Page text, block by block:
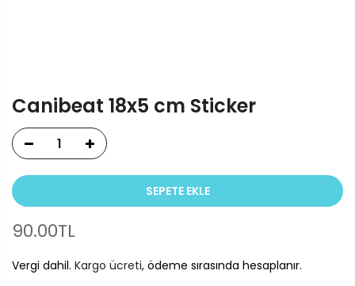
Canibeat 18x5 cm Sticker
SEPETE EKLE
90.00TL
Vergi dahil. Kargo ücreti, ödeme sırasında hesaplanır.